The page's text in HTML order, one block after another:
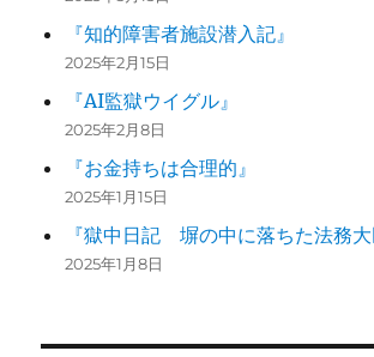
『知的障害者施設潜入記』
2025年2月15日
『AI監獄ウイグル』
2025年2月8日
『お金持ちは合理的』
2025年1月15日
『獄中日記 塀の中に落ちた法務大
2025年1月8日